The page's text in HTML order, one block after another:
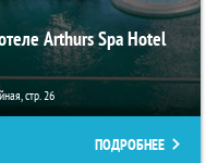
Arthurs Spa Hotel
стр. 26
ПОДРОБНЕЕ